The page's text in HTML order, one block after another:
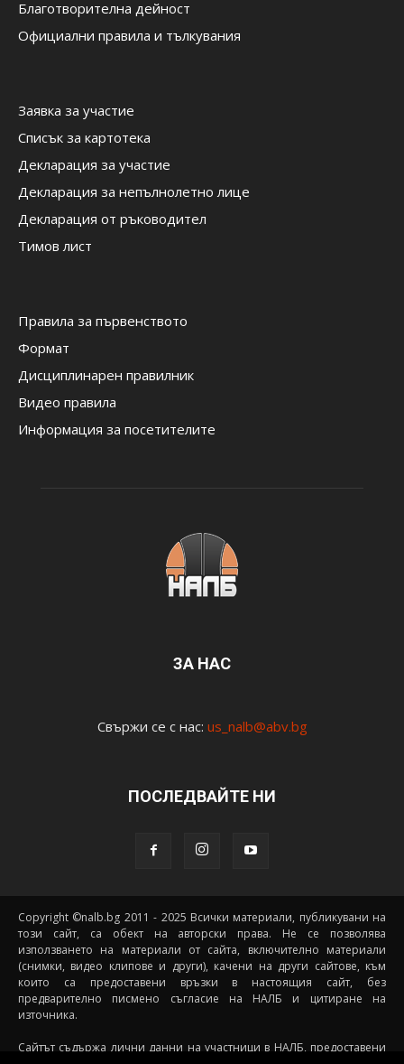
Благотворителна дейност
Официални правила и тълкувания
Заявка за участие
Списък за картотека
Декларация за участие
Декларация за непълнолетно лице
Декларация от ръководител
Тимов лист
Правила за първенството
Формат
Дисциплинарен правилник
Видео правила
Информация за посетителите
ЗА НАС
Свържи се с нас: us_nalb@abv.bg
ПОСЛЕДВАЙТЕ НИ
Copyright ©nalb.bg 2011 - 2025 Всички материали, публикувани на
този сайт, са обект на авторски права. Не се позволява
използването на материали от сайта, включително материали
(снимки, видео клипове и други), качени на други сайтове, към
които са предоставени връзки в настоящия сайт, без
предварително писмено съгласие на НАЛБ и цитиране на
източника.
Сайтът съдържа лични данни на участници в НАЛБ, предоставени